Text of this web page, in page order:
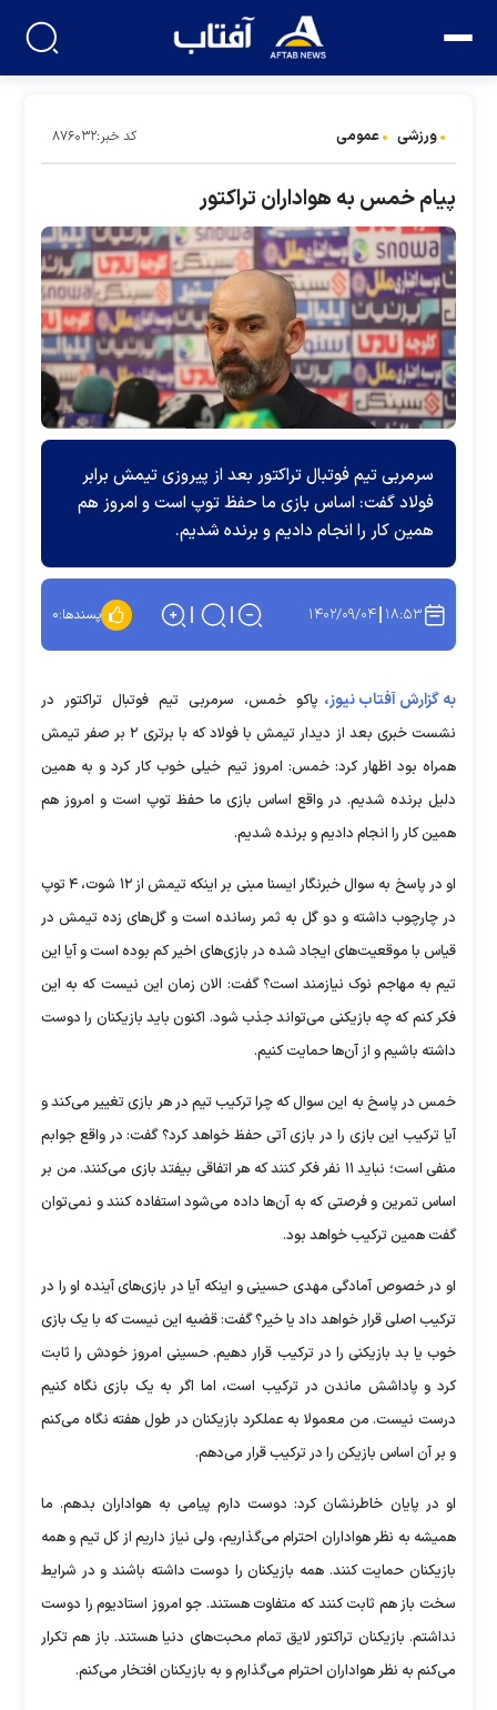
ورزشی عمومی کد خبر:۸۷۶۰۳۲
پیام خمس به هواداران تراکتور
سرمربی تیم فوتبال تراکتور بعد از پیروزی تیمش برابر
فولاد گفت: اساس بازی ما حفظ توپ است و امروز هم
همین کار را انجام دادیم و برنده شدیم.
۱۸:۵۳ ۱۴۰۲/۰۹/۰۴ پسندها:۰
به گزارش آفتاب نیوز، پاکو خمس، سرمربی تیم فوتبال تراکتور در
نشست خبری بعد از دیدار تیمش با فولاد که با برتری ۲ بر صفر تیمش
همراه بود اظهار کرد: خمس: امروز تیم خیلی خوب کار کرد و به همین
دلیل برنده شدیم. در واقع اساس بازی ما حفظ توپ است و امروز هم
همین کار را انجام دادیم و برنده شدیم.
او در پاسخ به سوال خبرنگار ایسنا مبنی بر اینکه تیمش از ۱۲ شوت، ۴ توپ
در چارچوب داشته و دو گل به ثمر رسانده است و گل‌های زده تیمش در
قیاس با موقعیت‌های ایجاد شده در بازی‌های اخیر کم بوده است و آیا این
تیم به مهاجم نوک نیازمند است؟ گفت: الان زمان این نیست که به این
فکر کنم که چه بازیکنی می‌تواند جذب شود. اکنون باید بازیکنان را دوست
داشته باشیم و از آن‌ها حمایت کنیم.
خمس در پاسخ به این سوال که چرا ترکیب تیم در هر بازی تغییر می‌کند و
آیا ترکیب این بازی را در بازی آتی حفظ خواهد کرد؟ گفت: در واقع جوابم
منفی است؛ نباید ۱۱ نفر فکر کنند که هر اتفاقی بیفتد بازی می‌کنند. من بر
اساس تمرین و فرصتی که به آن‌ها داده می‌شود استفاده کنند و نمی‌توان
گفت همین ترکیب خواهد بود.
او در خصوص آمادگی مهدی حسینی و اینکه آیا در بازی‌های آینده او را در
ترکیب اصلی قرار خواهد داد یا خیر؟ گفت: قضیه این نیست که با یک بازی
خوب یا بد بازیکنی را در ترکیب قرار دهیم. حسینی امروز خودش را ثابت
کرد و پاداشش ماندن در ترکیب است، اما اگر به یک بازی نگاه کنیم
درست نیست. من معمولا به عملکرد بازیکنان در طول هفته نگاه می‌کنم
و بر آن اساس بازیکن را در ترکیب قرار می‌دهم.
او در پایان خاطرنشان کرد: دوست دارم پیامی به هواداران بدهم. ما
همیشه به نظر هواداران احترام می‌گذاریم، ولی نیاز داریم از کل تیم و همه
بازیکنان حمایت کنند. همه بازیکنان را دوست داشته باشند و در شرایط
سخت باز هم ثابت کنند که متفاوت هستند. جو امروز استادیوم را دوست
نداشتم. بازیکنان تراکتور لایق تمام محبت‌های دنیا هستند. باز هم تکرار
می‌کنم به نظر هواداران احترام می‌گذارم و به بازیکنان افتخار می‌کنم.